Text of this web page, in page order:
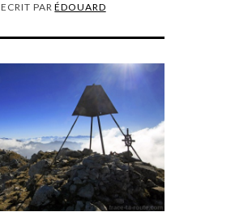
ECRIT PARÉDOUARD